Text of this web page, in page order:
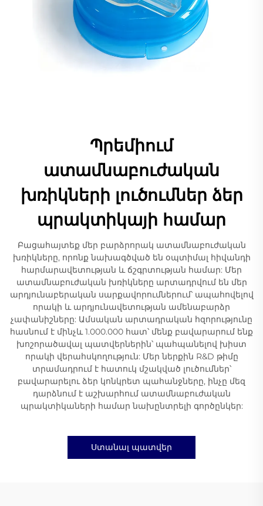
Պրեմիում
ատամնաբուժական
խռիկների լուծումներ ձեր
պրակտիկայի համար
Բացահայտեք մեր բարձրորակ ատամնաբուժական
խռիկները, որոնք նախագծված են օպտիմալ հիվանդի
հարմարավետության և ճշգրտության համար: Մեր
ատամնաբուժական խռիկները արտադրվում են մեր
արդյունաբերական սարքավորումներում՝ ապահովելով
որակի և արդյունավետության ամենաբարձր
չափանիշները: Ամսական արտադրական հզորությունը
հասնում է մինչև 1.000.000 հատ՝ մենք բավարարում ենք
խոշորածավալ պատվերներին՝ պահպանելով խիստ
որակի վերահսկողություն: Մեր ներքին R&D թիմը
տրամադրում է հատուկ մշակված լուծումներ՝
բավարարելու ձեր կոնկրետ պահանջները, ինչը մեզ
դարձնում է աշխարհում ատամնաբուժական
պրակտիկաների համար նախընտրելի գործընկեր:
Ստանալ պատվեր